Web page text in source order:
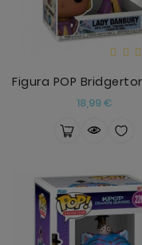
18,99 €Precio